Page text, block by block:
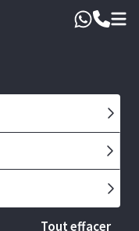
Tout effacer